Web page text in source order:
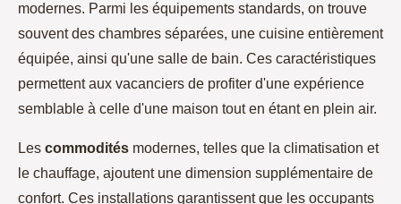
modernes. Parmi les équipements standards, on trouve
souvent des chambres séparées, une cuisine entièrement
équipée, ainsi qu'une salle de bain. Ces caractéristiques
permettent aux vacanciers de profiter d'une expérience
semblable à celle d'une maison tout en étant en plein air.
Les commodités modernes, telles que la climatisation et
le chauffage, ajoutent une dimension supplémentaire de
confort. Ces installations garantissent que les occupants